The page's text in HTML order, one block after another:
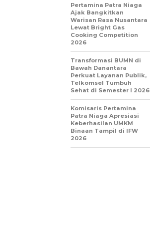
Pertamina Patra Niaga
Ajak Bangkitkan
Warisan Rasa Nusantara
Lewat Bright Gas
Cooking Competition
2026
Transformasi BUMN di
Bawah Danantara
Perkuat Layanan Publik,
Telkomsel Tumbuh
Sehat di Semester I 2026
Komisaris Pertamina
Patra Niaga Apresiasi
Keberhasilan UMKM
Binaan Tampil di IFW
2026